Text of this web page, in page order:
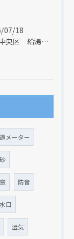
07/18
大阪市中央区 給湯器のリモコンが無くても、リモコンを設置する方法はあります
メーター
窓 防音
口
湿気
シです。
します
シです。
します